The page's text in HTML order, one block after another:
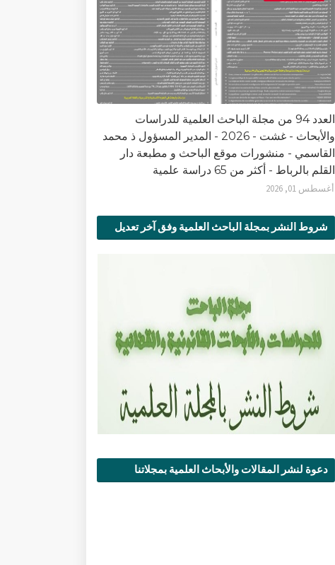
العدد 94 من مجلة الباحث العلمية للدراسات
والأبحاث - غشت - 2026 - المدير المسؤول ذ محمد
القاسمي - منشورات موقع الباحث و مطبعة دار
القلم بالرباط - أكثر من 65 دراسة علمية
أغسطس 01, 2026
شروط النشر بمجلة الباحث العلمية وفق آخر تعديل
دعوة لنشر المقالات والأبحاث العلمية بمجلاتنا